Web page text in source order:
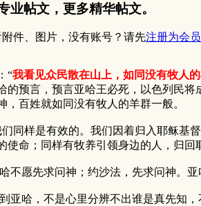
业帖文，更多精华帖文。
件、图片，没有账号？请先注册为会员
“我看见众民散在山上，如同没有牧人
言，预言亚哈王必死，以色列民将
百姓就如同没有牧人的羊群一般。
样是有效的。我们因着归入耶稣基督
命；同样有牧养引领身边的人，归回
愿先求问神；约沙法，先求问神。亚
哈，不是心里分辨不出谁是真先知，